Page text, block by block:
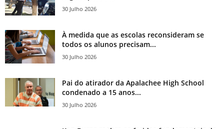
30 Julho 2026
À medida que as escolas reconsideram se
todos os alunos precisam...
30 Julho 2026
Pai do atirador da Apalachee High School
condenado a 15 anos...
30 Julho 2026